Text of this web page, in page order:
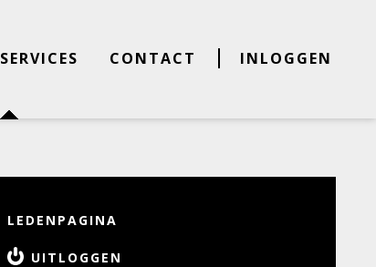
SERVICES CONTACT INLOGGEN
LEDENPAGINA
UITLOGGEN